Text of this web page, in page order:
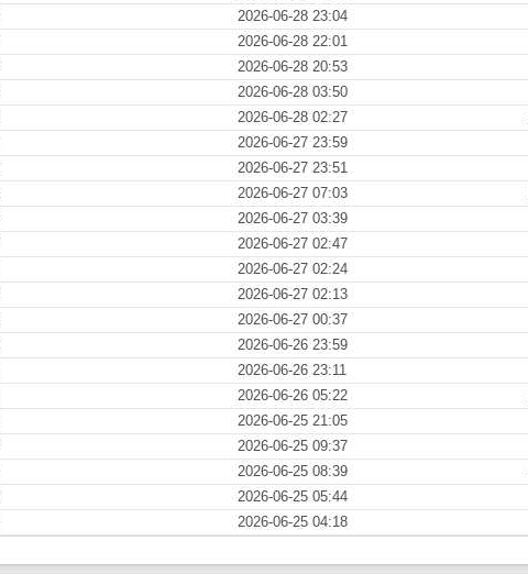
2026-06-28 23:04
2026-06-28 22:01
2026-06-28 20:53
2026-06-28 03:50
2026-06-28 02:27
2026-06-27 23:59
2026-06-27 23:51
2026-06-27 07:03
2026-06-27 03:39
2026-06-27 02:47
2026-06-27 02:24
2026-06-27 02:13
2026-06-27 00:37
2026-06-26 23:59
2026-06-26 23:11
2026-06-26 05:22
2026-06-25 21:05
2026-06-25 09:37
2026-06-25 08:39
2026-06-25 05:44
2026-06-25 04:18